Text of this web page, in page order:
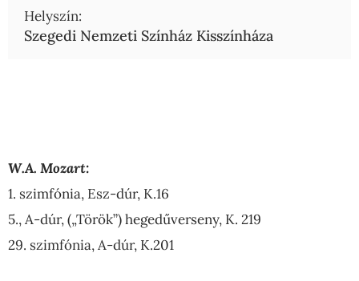
Helyszín:
Szegedi Nemzeti Színház Kisszínháza
W.A. Mozart:
1. szimfónia, Esz-dúr, K.16
5., A-dúr, („Török”) hegedűverseny, K. 219
29. szimfónia, A-dúr, K.201